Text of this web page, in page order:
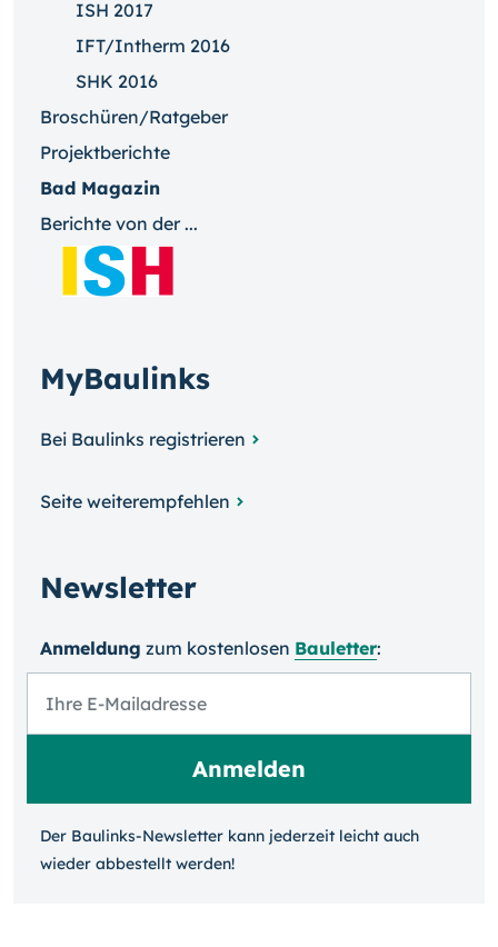
ISH 2017
IFT/Intherm 2016
SHK 2016
Broschüren/Ratgeber
Projektberichte
Bad Magazin
Berichte von der ...
MyBaulinks
Bei Baulinks registrieren
Seite weiterempfehlen
Newsletter
Anmeldung zum kosten­losen Bauletter:
Der Baulinks-Newsletter kann jeder­zeit leicht auch
wieder ab­bestellt werden!